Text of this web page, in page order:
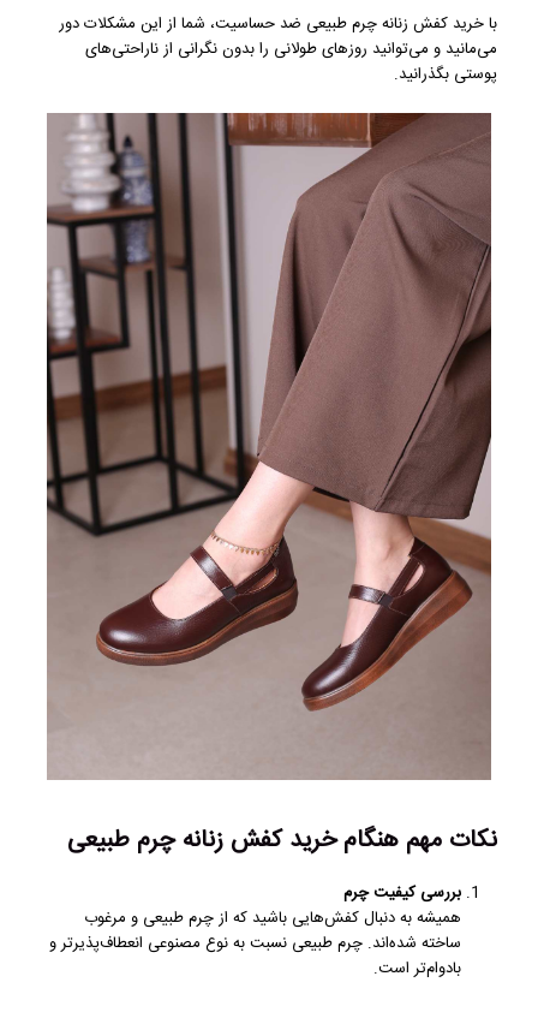
با خرید کفش زنانه چرم طبیعی ضد حساسیت، شما از این مشکلات دور
می‌مانید و می‌توانید روزهای طولانی را بدون نگرانی از ناراحتی‌های
پوستی بگذرانید.
نکات مهم هنگام خرید کفش زنانه چرم طبیعی
بررسی کیفیت چرم
همیشه به دنبال کفش‌هایی باشید که از چرم طبیعی و مرغوب
ساخته شده‌اند. چرم طبیعی نسبت به نوع مصنوعی انعطاف‌پذیرتر و
بادوام‌تر است.